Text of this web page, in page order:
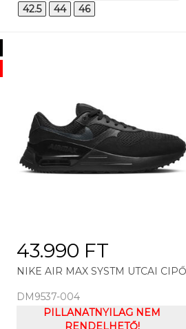
42.5 44 46
43.990 FT
NIKE AIR MAX SYSTM UTCAI CIPŐ
DM9537-004
PILLANATNYILAG NEM
RENDELHETŐ!